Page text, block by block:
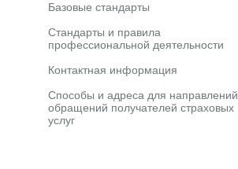
Базовые стандарты
Стандарты и правила
профессиональной деятельности
Контактная информация
Способы и адреса для направлений
обращений получателей страховых
услуг